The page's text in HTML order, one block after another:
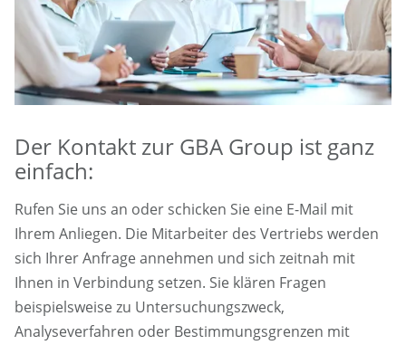
Der Kontakt zur GBA Group ist ganz
einfach:
Rufen Sie uns an oder schicken Sie eine E-Mail mit
Ihrem Anliegen. Die Mitarbeiter des Vertriebs werden
sich Ihrer Anfrage annehmen und sich zeitnah mit
Ihnen in Verbindung setzen. Sie klären Fragen
beispielsweise zu Untersuchungszweck,
Analyseverfahren oder Bestimmungsgrenzen mit